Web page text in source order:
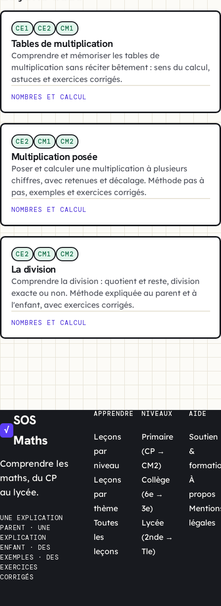
CE1 CE2 CM1
Tables de multiplication
Comprendre et mémoriser les tables de
multiplication sans réciter bêtement : sens du calcul,
astuces et exercices corrigés.
NOMBRES ET CALCUL
CE2 CM1 CM2
Multiplication posée
Poser et calculer une multiplication à plusieurs
chiffres, avec retenues et décalage. Méthode pas à
pas, exemples et exercices corrigés.
NOMBRES ET CALCUL
CE2 CM1 CM2
La division
Comprendre la division : quotient et reste, division
exacte ou non. Méthode expliquée au parent et à
l'enfant, avec exercices corrigés.
NOMBRES ET CALCUL
√
SOS
Maths
Comprendre les
maths, du CP
au lycée.
UNE EXPLICATION
PARENT · UNE
EXPLICATION
ENFANT · DES
EXEMPLES · DES
EXERCICES
CORRIGÉS
APPRENDRE
Leçons
par
niveau
Leçons
par
thème
Toutes
les
leçons
NIVEAUX
Primaire
(CP →
CM2)
Collège
(6e →
3e)
Lycée
(2nde →
Tle)
AIDE
Soutien
&
À
propos
légales